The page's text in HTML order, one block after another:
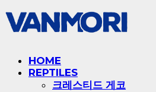
HOME
REPTILES
크레스티드 게코